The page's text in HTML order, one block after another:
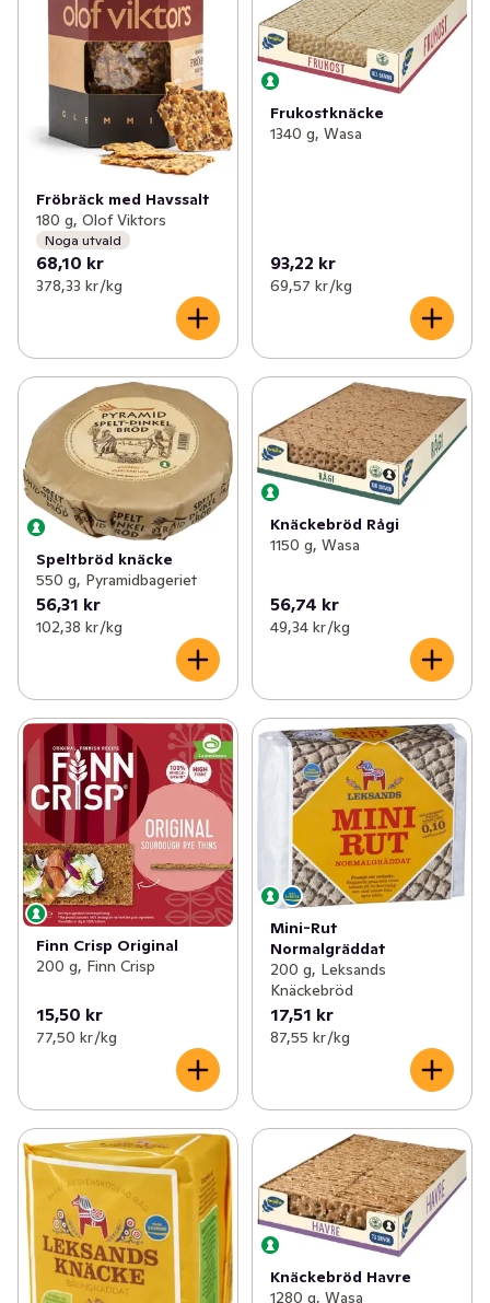
Fröbräck med Havssalt
180 g, Olof Viktors
Noga utvald
68,10 kr
378,33 kr /kg
Frukostknäcke
1340 g, Wasa
93,22 kr
69,57 kr /kg
Speltbröd knäcke
550 g, Pyramidbageriet
56,31 kr
102,38 kr /kg
Knäckebröd Rågi
1150 g, Wasa
56,74 kr
49,34 kr /kg
Finn Crisp Original
200 g, Finn Crisp
15,50 kr
77,50 kr /kg
Mini-Rut
Normalgräddat
200 g, Leksands
Knäckebröd
17,51 kr
87,55 kr /kg
Knäckebröd Havre
1280 g, Wasa